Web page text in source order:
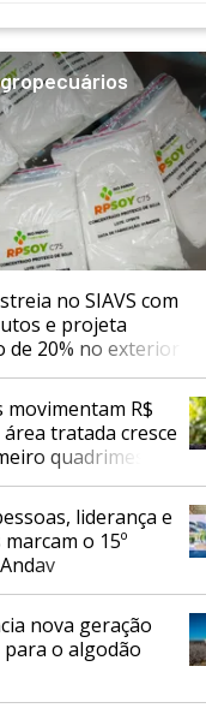
no SIAVS com
e projeta
de 20% no exterior
movimentam R$
tratada cresce
quadrimestre
liderança e
o 15º
nova geração
o algodão